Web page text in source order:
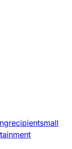
recipientsmall